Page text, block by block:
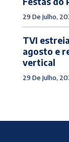
29 De Julho,
TVI
agosto e
vertical
29 De Julho,